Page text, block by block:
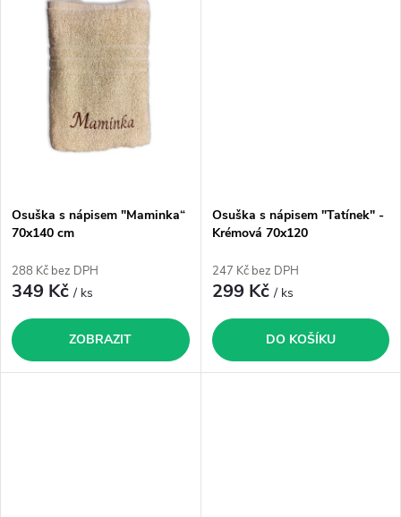
Osuška s nápisem "Maminka“
70x140 cm
288 Kč bez DPH
349 Kč/ ks
ZOBRAZIT
Osuška s nápisem "Tatínek" -
Krémová 70x120
247 Kč bez DPH
299 Kč/ ks
DO KOŠÍKU